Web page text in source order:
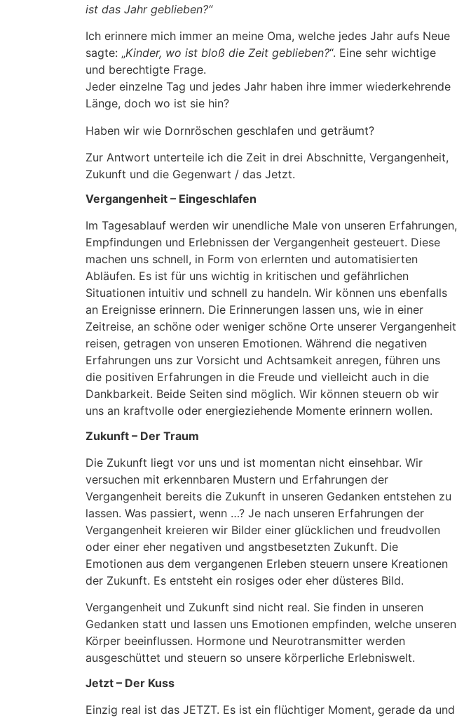
ist das Jahr geblieben?“
Ich erinnere mich immer an meine Oma, welche jedes Jahr aufs Neue
sagte: „Kinder, wo ist bloß die Zeit geblieben?“. Eine sehr wichtige
und berechtigte Frage.
Jeder einzelne Tag und jedes Jahr haben ihre immer wiederkehrende
Länge, doch wo ist sie hin?
Haben wir wie Dornröschen geschlafen und geträumt?
Zur Antwort unterteile ich die Zeit in drei Abschnitte, Vergangenheit,
Zukunft und die Gegenwart / das Jetzt.
Vergangenheit – Eingeschlafen
Im Tagesablauf werden wir unendliche Male von unseren Erfahrungen,
Empfindungen und Erlebnissen der Vergangenheit gesteuert. Diese
machen uns schnell, in Form von erlernten und automatisierten
Abläufen. Es ist für uns wichtig in kritischen und gefährlichen
Situationen intuitiv und schnell zu handeln. Wir können uns ebenfalls
an Ereignisse erinnern. Die Erinnerungen lassen uns, wie in einer
Zeitreise, an schöne oder weniger schöne Orte unserer Vergangenheit
reisen, getragen von unseren Emotionen. Während die negativen
Erfahrungen uns zur Vorsicht und Achtsamkeit anregen, führen uns
die positiven Erfahrungen in die Freude und vielleicht auch in die
Dankbarkeit. Beide Seiten sind möglich. Wir können steuern ob wir
uns an kraftvolle oder energieziehende Momente erinnern wollen.
Zukunft – Der Traum
Die Zukunft liegt vor uns und ist momentan nicht einsehbar. Wir
versuchen mit erkennbaren Mustern und Erfahrungen der
Vergangenheit bereits die Zukunft in unseren Gedanken entstehen zu
lassen. Was passiert, wenn …? Je nach unseren Erfahrungen der
Vergangenheit kreieren wir Bilder einer glücklichen und freudvollen
oder einer eher negativen und angstbesetzten Zukunft. Die
Emotionen aus dem vergangenen Erleben steuern unsere Kreationen
der Zukunft. Es entsteht ein rosiges oder eher düsteres Bild.
Vergangenheit und Zukunft sind nicht real. Sie finden in unseren
Gedanken statt und lassen uns Emotionen empfinden, welche unseren
Körper beeinflussen. Hormone und Neurotransmitter werden
ausgeschüttet und steuern so unsere körperliche Erlebniswelt.
Jetzt – Der Kuss
Einzig real ist das JETZT. Es ist ein flüchtiger Moment, gerade da und